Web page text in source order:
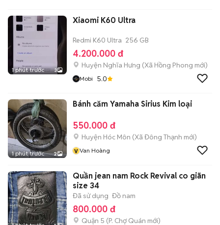
1 phút trước 3
Xiaomi K60 Ultra
Redmi K60 Ultra 256 GB
4.200.000 đ
Huyện Nghĩa Hưng (Xã Hồng Phong mới)
Mobi 5.0
1 phút trước 2
Bánh căm Yamaha Sirius Kim loại
550.000 đ
Huyện Hóc Môn (Xã Đông Thạnh mới)
v Van Hoàng
Quần jean nam Rock Revival co giãn
size 34
Đã sử dụng Đồ nam
800.000 đ
Quận 5 (P. Chợ Quán mới)